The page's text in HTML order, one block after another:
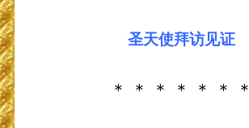
圣天使拜访见证
＊ ＊ ＊ ＊ ＊ ＊ ＊